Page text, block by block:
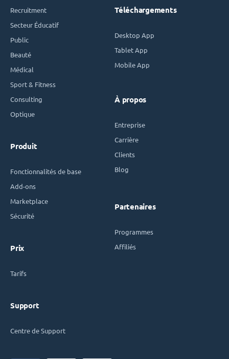
Recruitment
Secteur Éducatif
Public
Beauté
Médical
Sport & Fitness
Consulting
Optique
Produit
Fonctionnalités de base
Add-ons
Marketplace
Sécurité
Prix
Tarifs
Support
Centre de Support
Téléchargements
Desktop App
Tablet App
Mobile App
À propos
Entreprise
Carrière
Clients
Blog
Partenaires
Programmes
Affiliés